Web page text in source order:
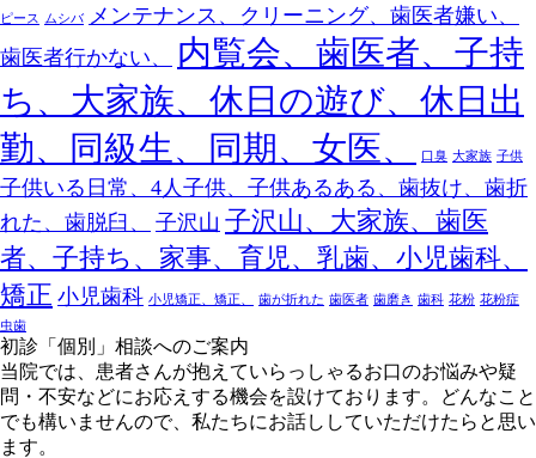
ピース
ムシバ メンテナンス、クリーニング、歯医者嫌い、
歯医者行かない、
内覧会、歯医者、子持
ち、大家族、休日の遊び、休日出
勤、同級生、同期、女医、
口臭 大家族 子供
子供いる日常、4人子供、子供あるある、歯抜け、歯折
れた、歯脱臼、
子沢山 子沢山、大家族、歯医
者、子持ち、家事、育児、乳歯、小児歯科、
矯正 小児歯科 小児矯正、矯正、 歯が折れた 歯医者 歯磨き 歯科 花粉 花粉症
虫歯
初診「個別」相談へのご案内
当院では、患者さんが抱えていらっしゃるお口のお悩みや疑
問・不安などにお応えする機会を設けております。どんなこと
でも構いませんので、私たちにお話ししていただけたらと思い
ます。